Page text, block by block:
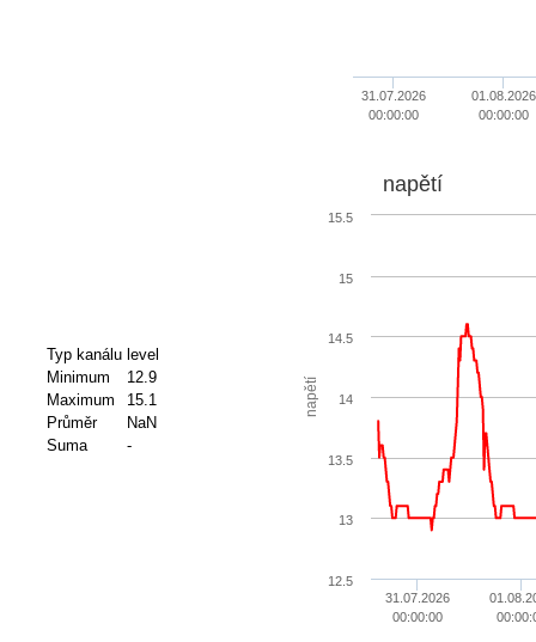
31.07.2026
00:00:00
01.08.2026
00:00:00
Typ kanálu level
Minimum
12.9
Maximum
15.1
Průměr
NaN
Suma
-
napětí
napětí
31.07.2026
00:00:00
12.5
13
13.5
14
14.5
15
15.5